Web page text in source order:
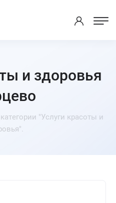
и здоровья
"Услуги красоты и